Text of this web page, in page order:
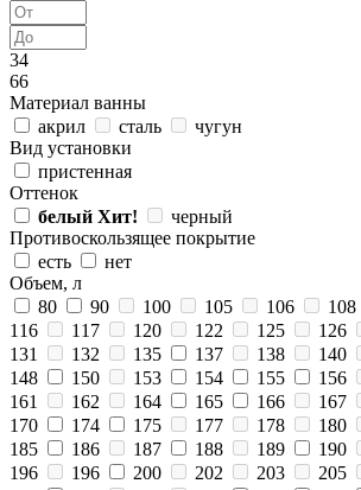
34
66
Материал ванны
акрил
сталь
чугун
Вид установки
пристенная
Оттенок
белый Хит!
черный
Противоскользящее покрытие
есть
нет
Объем, л
80
90 100 105 106 108
116
117 120 122 125 126
131
132 135 137 138 140
148
150 153 154 155 156
161
162 164 165 166 167
170
174 175 177 178 180
185
186 187 188 189 190
196
196 200 202 203 205